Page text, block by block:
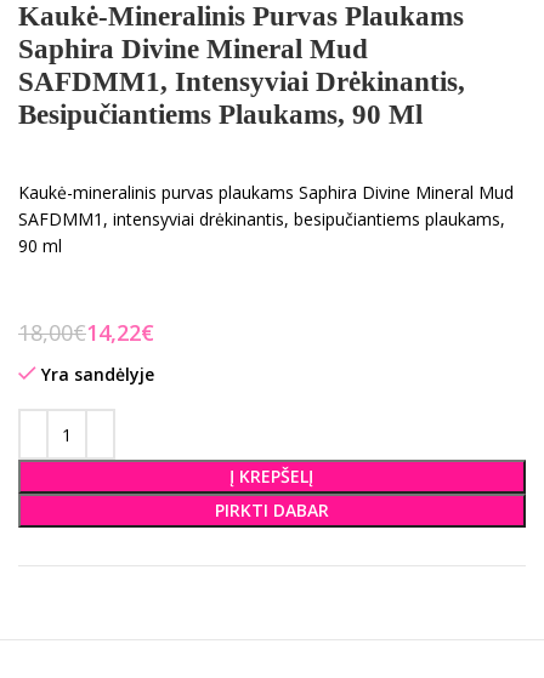
Kaukė-Mineralinis Purvas Plaukams
Saphira Divine Mineral Mud
SAFDMM1, Intensyviai Drėkinantis,
Besipučiantiems Plaukams, 90 Ml
Kaukė-mineralinis purvas plaukams Saphira Divine Mineral Mud
SAFDMM1, intensyviai drėkinantis, besipučiantiems plaukams,
90 ml
18,00€14,22€
Yra sandėlyje
Į KREPŠELĮ
PIRKTI DABAR